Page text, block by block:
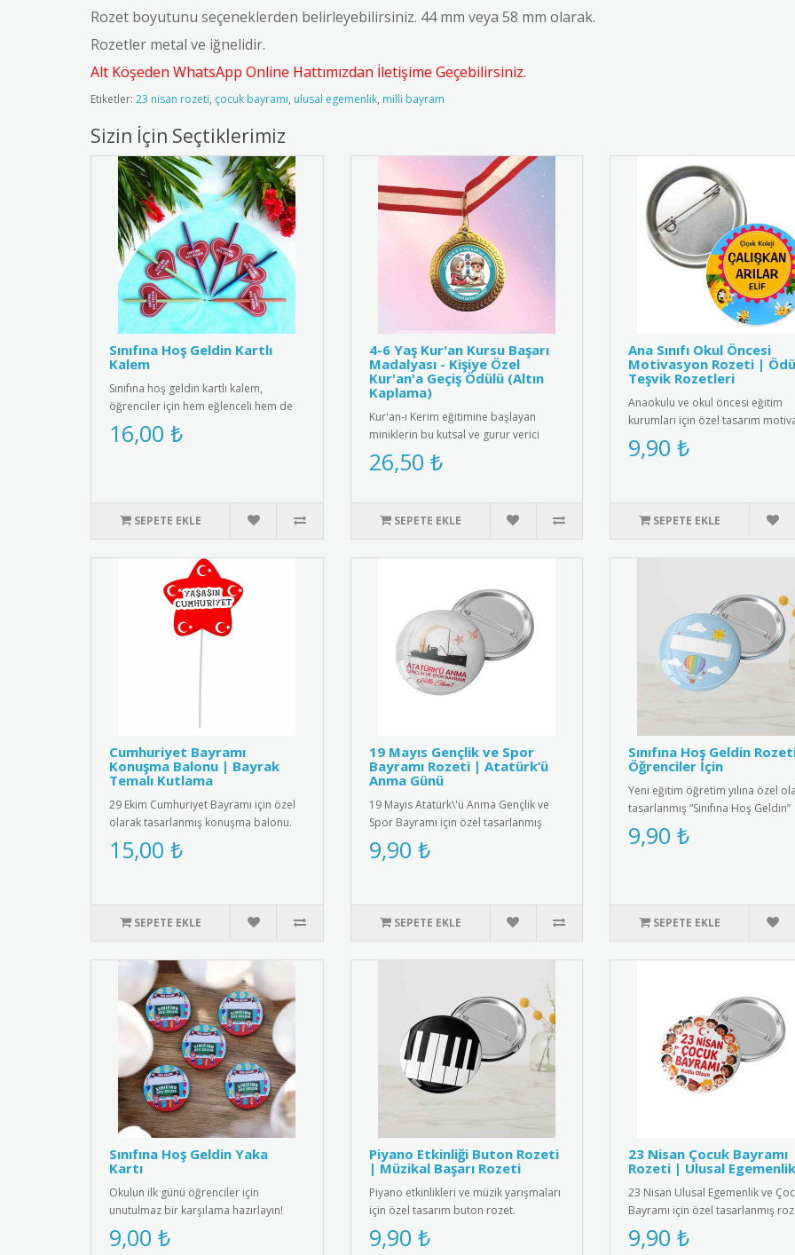
Rozet boyutunu seçeneklerden belirleyebilirsiniz. 44 mm veya 58 mm olarak.
Rozetler metal ve iğnelidir.
Alt Köşeden WhatsApp Online Hattımızdan İletişime Geçebilirsiniz.
Etiketler: 23 nisan rozeti, çocuk bayramı, ulusal egemenlik, milli bayram
Sizin İçin Seçtiklerimiz
Sınıfına Hoş Geldin Kartlı
Kalem
Sınıfına hoş geldin kartlı kalem,
öğrenciler için hem eğlenceli hem de
kullanışlı bir hediye seçeneğ..
16,00 ₺
SEPETE EKLE
4-6 Yaş Kur'an Kursu Başarı
Madalyası - Kişiye Özel
Kur'an'a Geçiş Ödülü (Altın
Kaplama)
Kur'an-ı Kerim eğitimine başlayan
miniklerin bu kutsal ve gurur verici
başarısını taçlandırmak için ..
26,50 ₺
SEPETE EKLE
Ana Sınıfı Okul Öncesi
Motivasyon Rozeti |
Teşvik Rozetleri
Anaokulu ve okul öncesi eğitim
kurumları için özel tasarım
rozetleri. Çocukları teşvik et..
9,90 ₺
SEPETE EKLE
Cumhuriyet Bayramı
Konuşma Balonu | Bayrak
Temalı Kutlama
29 Ekim Cumhuriyet Bayramı için özel
olarak tasarlanmış konuşma balonu.
Üzerinde Türk bayrağı figürü..
15,00 ₺
SEPETE EKLE
19 Mayıs Gençlik ve Spor
Bayramı Rozeti | Atatürk’ü
Anma Günü
19 Mayıs Atatürk\'ü Anma Gençlik ve
Spor Bayramı için özel tasarlanmış
kaliteli metal rozet. Türk ba..
9,90 ₺
SEPETE EKLE
Sınıfına Hoş Geldin
Öğrenciler İçin
Yeni eğitim öğretim yılına özel
tasarlanmış “Sınıfına Hoş Geldin”
rozetleri, minik öğrenciler..
9,90 ₺
SEPETE EKLE
Sınıfına Hoş Geldin Yaka
Kartı
Okulun ilk günü öğrenciler için
unutulmaz bir karşılama hazırlayın!
Sınıfına Hoş Geldin yaka kartlar..
9,00 ₺
Piyano Etkinliği Buton Rozeti
| Müzikal Başarı Rozeti
Piyano etkinlikleri ve müzik yarışmaları
için özel tasarım buton rozet.
Öğrencilerin müzik başarılar..
9,90 ₺
23 Nisan Çocuk Bayramı
Rozeti | Ulusal Egemenlik
23 Nisan Ulusal Egemenlik ve
Bayramı için özel tasarlanmış
Çocuklar için şık ve anlamlı..
9,90 ₺